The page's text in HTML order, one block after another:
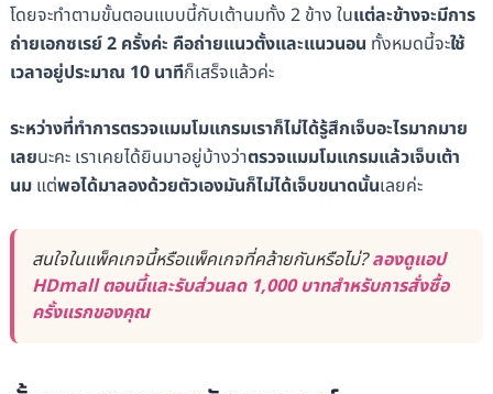
โดยจะทำตามขั้นตอนแบบนี้กับเต้านมทั้ง 2 ข้าง ในแต่ละข้างจะมีการ
ถ่ายเอกซเรย์ 2 ครั้งค่ะ คือถ่ายแนวตั้งและแนวนอน ทั้งหมดนี้จะใช้
เวลาอยู่ประมาณ 10 นาทีก็เสร็จแล้วค่ะ
ระหว่างที่ทำการตรวจแมมโมแกรมเราก็ไม่ได้รู้สึกเจ็บอะไรมากมาย
เลยนะคะ เราเคยได้ยินมาอยู่บ้างว่าตรวจแมมโมแกรมแล้วเจ็บเต้า
นมแต่พอได้มาลองด้วยตัวเองมันก็ไม่ได้เจ็บขนาดนั้นเลยค่ะ
สนใจในแพ็คเกจนี้หรือแพ็คเกจที่คล้ายกันหรือไม่?ลองดูแอป
HDmall ตอนนี้และรับส่วนลด 1,000 บาทสำหรับการสั่งซื้อ
ครั้งแรกของคุณ